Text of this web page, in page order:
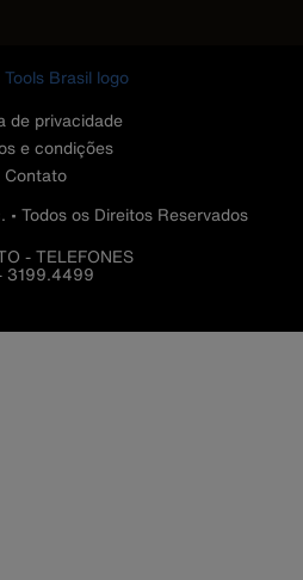
de privacidade
e condições
Contato
Todos os Direitos Reservados
- TELEFONES
3199.4499